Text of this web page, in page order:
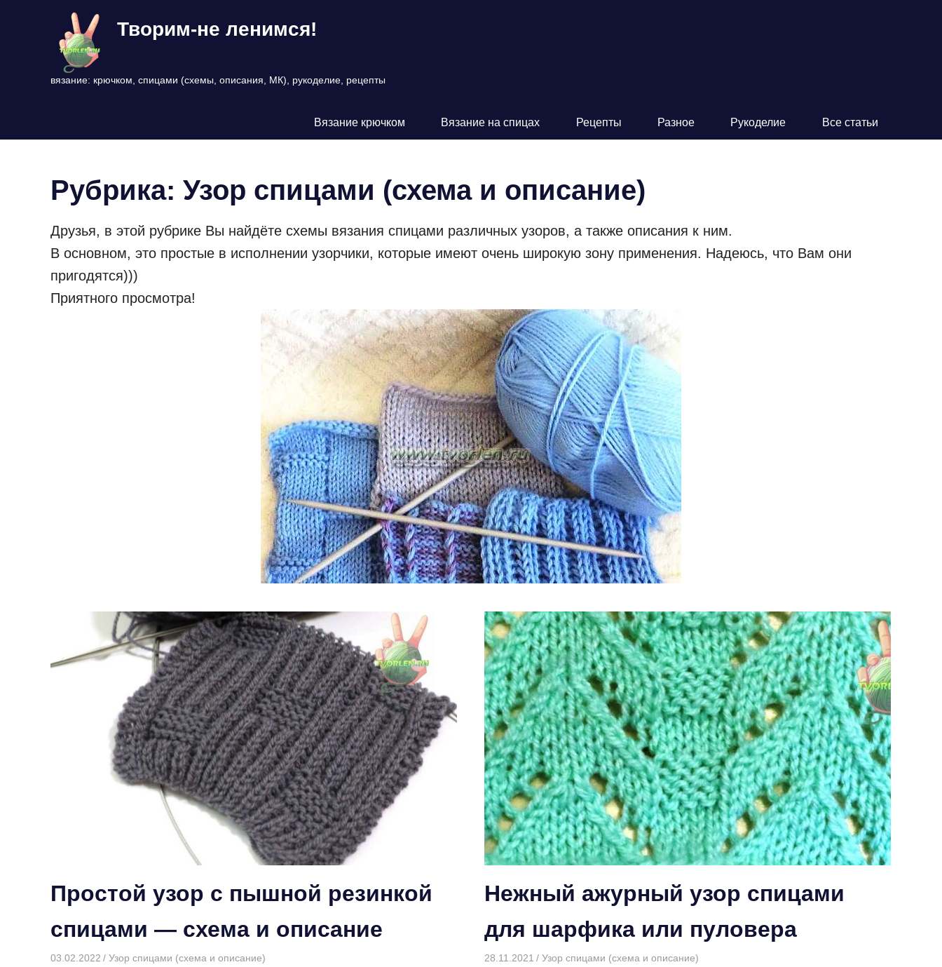
содержимому
Творим-не ленимся!
вязание: крючком, спицами (схемы, описания, МК), рукоделие, рецепты
Вязание крючком Вязание на спицах Рецепты Разное Рукоделие Все статьи
Рубрика: Узор спицами (схема и описание)
Друзья, в этой рубрике Вы найдёте схемы вязания спицами различных узоров, а также описания к ним.
В основном, это простые в исполнении узорчики, которые имеют очень широкую зону применения. Надеюсь, что Вам они
пригодятся)))
Приятного просмотра!
Простой узор с пышной резинкой
спицами — схема и описание
03.02.2022 Творогова Елена
Узор спицами (схема и описание)
Нежный ажурный узор спицами
для шарфика или пуловера
28.11.2021 Творогова Елена
Узор спицами (схема и описание)